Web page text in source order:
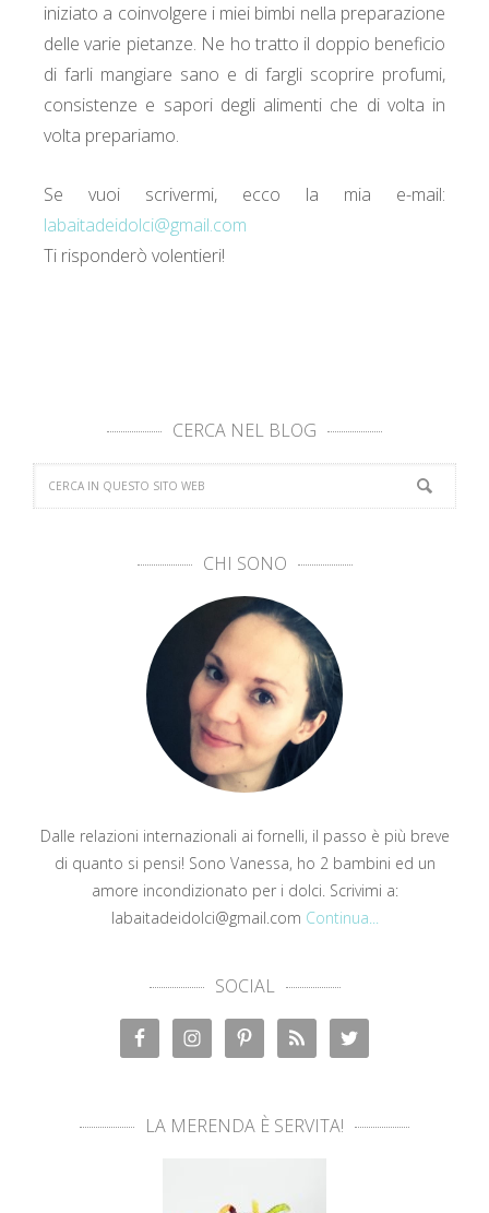
iniziato a coinvolgere i miei bimbi nella preparazione
delle varie pietanze. Ne ho tratto il doppio beneficio
di farli mangiare sano e di fargli scoprire profumi,
consistenze e sapori degli alimenti che di volta in
volta prepariamo.
Se vuoi scrivermi, ecco la mia e-mail:
labaitadeidolci@gmail.com
Ti risponderò volentieri!
CERCA NEL BLOG
CHI SONO
Dalle relazioni internazionali ai fornelli, il passo è più breve
di quanto si pensi! Sono Vanessa, ho 2 bambini ed un
amore incondizionato per i dolci. Scrivimi a:
labaitadeidolci@gmail.com Continua...
SOCIAL
LA MERENDA È SERVITA!